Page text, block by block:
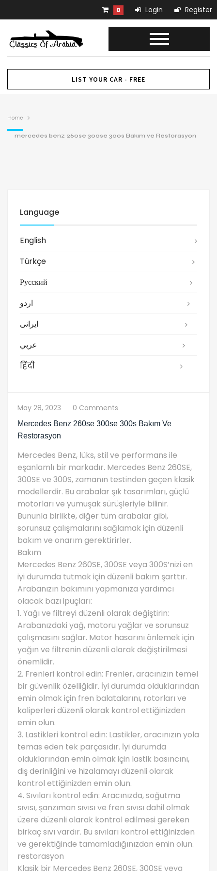
0 Login Register
LIST YOUR CAR - FREE
Home
mercedes benz 260se 300se 300s Bakım ve Restorasyon
Language
English
Türkçe
Русский
اردو
ایرانی
عربي
हिंदी
May 28, 2023 0 Comments
Mercedes Benz 260se 300se 300s Bakım Ve
Restorasyon
Mercedes Benz, lüks, stil ve performans ile
eşanlamlı bir markadır. Mercedes Benz 260SE,
300SE ve 300S, zamanın testinden geçen klasik
modellerdir. Bu arabalar şık tasarımları, güçlü
motorları ve yumuşak sürüşleriyle bilinir.
Bununla birlikte, diğer tüm arabalar gibi,
sorunsuz çalışmalarını sağlamak için düzenli
bakım ve onarım gerektirirler.
Bakım
Mercedes Benz 260SE, 300SE veya 300S’nizi en
iyi durumda tutmak için düzenli bakım şarttır.
Arabanızın bakımını yapmanıza yardımcı
olacak bazı ipuçları:
1. Yağı ve filtreyi düzenli olarak değiştirin:
Arabanızdaki yağ, motoru yağlar ve sorunsuz
çalışmasını sağlar. Motor hasarını önlemek için
yağın ve filtrenin düzenli olarak değiştirilmesi
önemlidir.
2. Frenleri kontrol edin: Frenler, aracınızın temel
bir güvenlik özelliğidir. İyi durumda olduklarından
emin olmak için fren balatalarını, rotorları ve
kaliperleri düzenli olarak kontrol ettiğinizden
emin olun.
3. Lastikleri kontrol edin: Lastikler, aracınızın yola
temas eden tek parçasıdır. İyi durumda
olduklarından emin olmak için lastik basıncını,
diş derinliğini ve hizalamayı düzenli olarak
kontrol ettiğinizden emin olun.
4. Sıvıları kontrol edin: Aracınızda, soğutma
sıvısı, şanzıman sıvısı ve fren sıvısı dahil olmak
üzere düzenli olarak kontrol edilmesi gereken
birkaç sıvı vardır. Bu sıvıları kontrol ettiğinizden
ve gerektiğinde tamamladığınızdan emin olun.
restorasyon
Klasik bir Mercedes Benz 260SE, 300SE veya